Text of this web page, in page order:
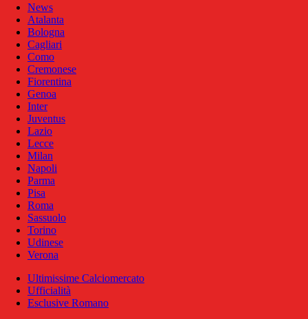
News
Atalanta
Bologna
Cagliari
Como
Cremonese
Fiorentina
Genoa
Inter
Juventus
Lazio
Lecce
Milan
Napoli
Parma
Pisa
Roma
Sassuolo
Torino
Udinese
Verona
Ultimissime Calciomercato
Ufficialità
Esclusive Romano